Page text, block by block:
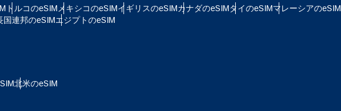
トルコのeSIMメキシコのeSIMイギリスのeSIMカナダのeSIMタイのeSIMマレーシアのeSIM
国連邦のeSIMエジプトのeSIM
北米のeSIM
English Español